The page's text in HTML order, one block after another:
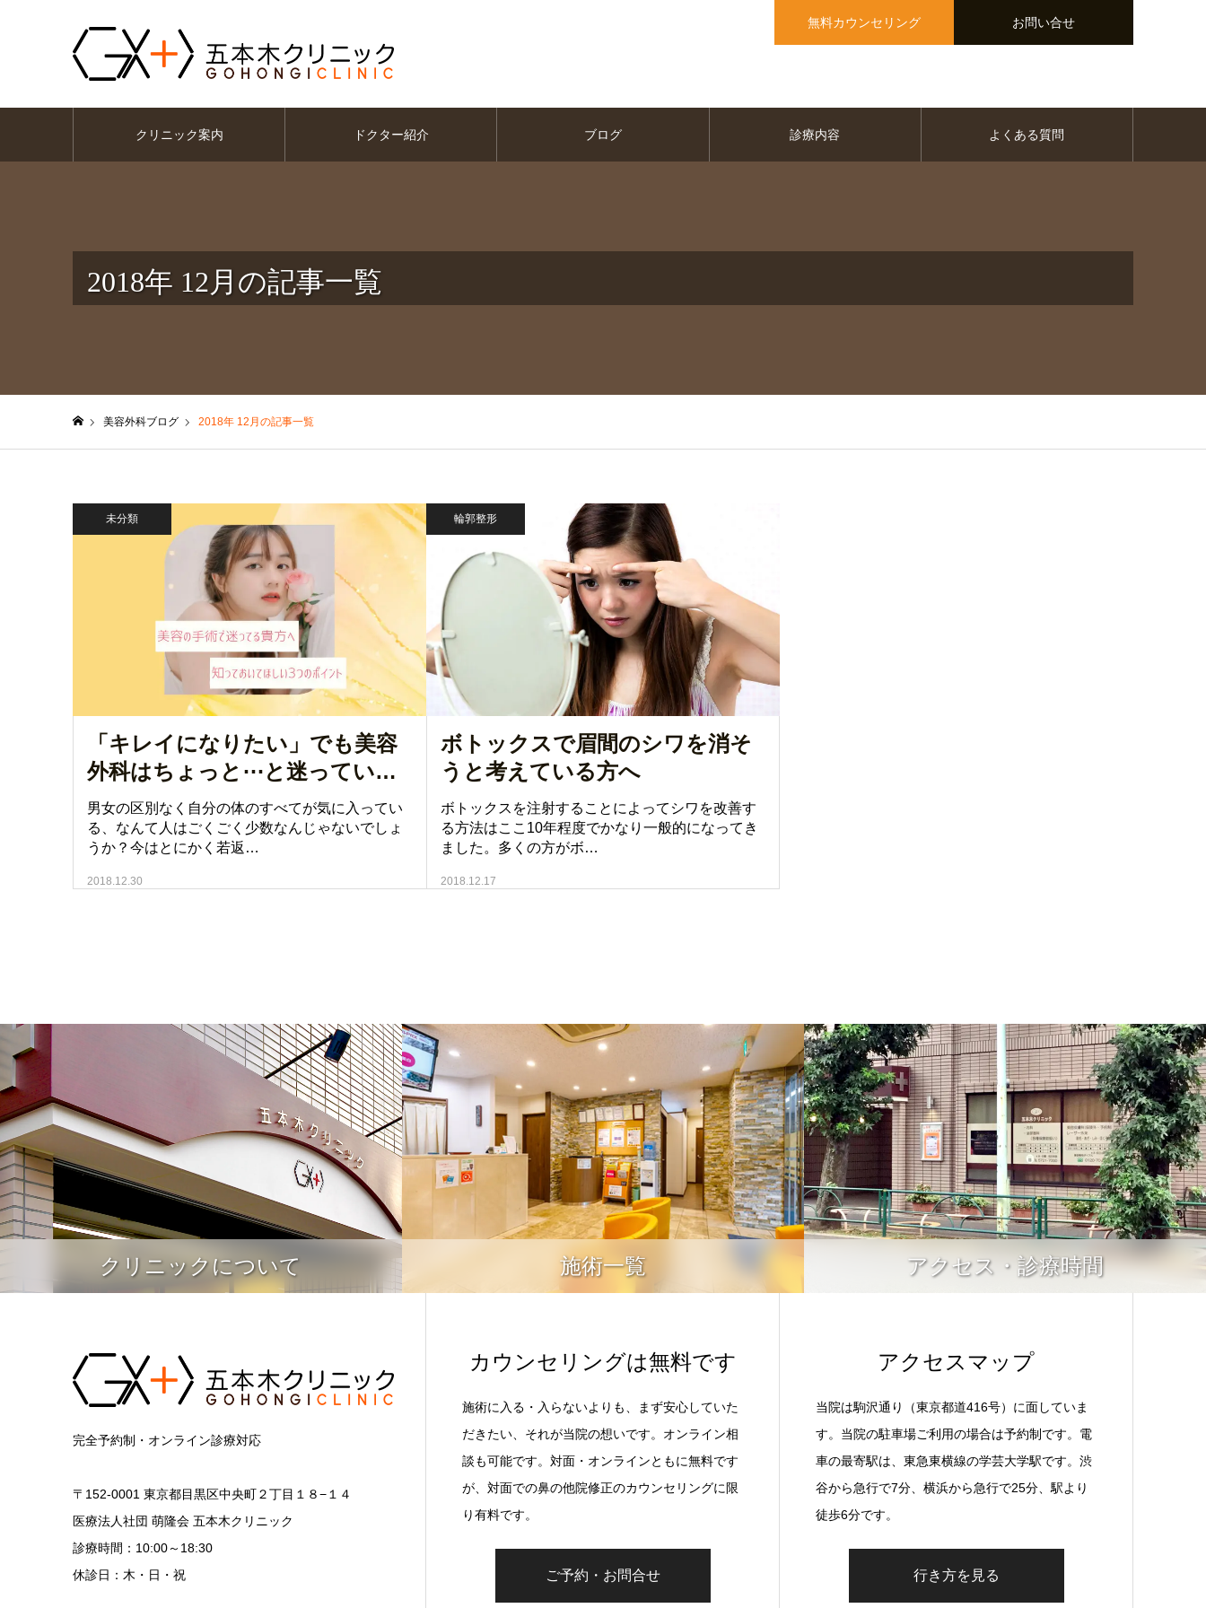
無料カウンセリング お問い合せ
クリニック案内 ドクター紹介 ブログ 診療内容 よくある質問
2018年 12月の記事一覧
美容外科ブログ 2018年 12月の記事一覧
未分類
「キレイになりたい」でも美容
外科はちょっと⋯と迷っている
人が知っておき…
男女の区別なく自分の体のすべてが気に入ってい
る、なんて人はごくごく少数なんじゃないでしょ
うか？今はとにかく若返…
2018.12.30
輪郭整形
ボトックスで眉間のシワを消そ
うと考えている方へ
ボトックスを注射することによってシワを改善す
る方法はここ10年程度でかなり一般的になってき
ました。多くの方がボ…
2018.12.17
クリニックについて 施術一覧 アクセス・診療時間
完全予約制・オンライン診療対応
〒152-0001 東京都目黒区中央町２丁目１８−１４
医療法人社団 萌隆会 五本木クリニック
診療時間：10:00～18:30
休診日：木・日・祝
カウンセリングは無料です
施術に入る・入らないよりも、まず安心していた
だきたい、それが当院の想いです。オンライン相
談も可能です。対面・オンラインともに無料です
が、対面での鼻の他院修正のカウンセリングに限
り有料です。
ご予約・お問合せ
アクセスマップ
当院は駒沢通り（東京都道416号）に面していま
す。当院の駐車場ご利用の場合は予約制です。電
車の最寄駅は、東急東横線の学芸大学駅です。渋
谷から急行で7分、横浜から急行で25分、駅より
徒歩6分です。
行き方を見る